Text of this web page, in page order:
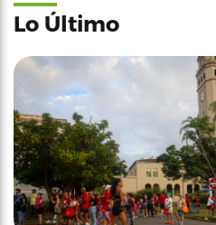
Lo Último